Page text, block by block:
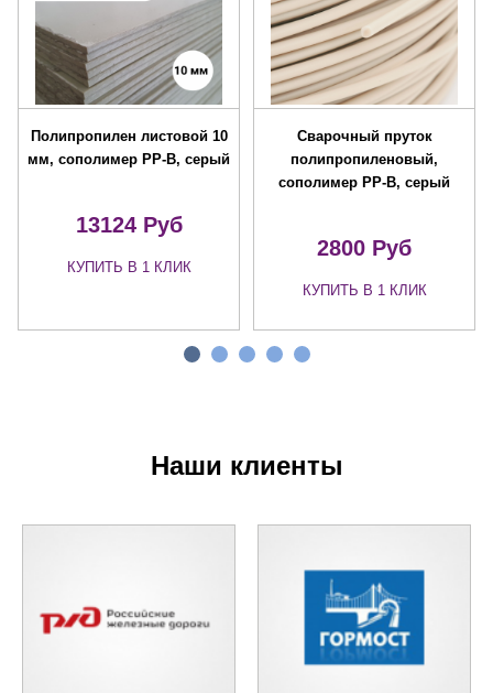
Полипропилен листовой 10
мм, сополимер PP-B, серый
13124 Руб
КУПИТЬ В 1 КЛИК
Сварочный пруток
полипропиленовый,
сополимер PP-B, серый
2800 Руб
КУПИТЬ В 1 КЛИК
Наши клиенты